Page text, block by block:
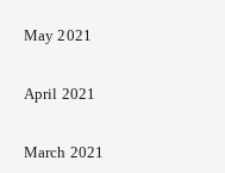
May 2021
April 2021
March 2021